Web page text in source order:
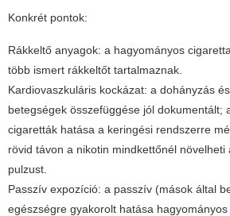
Konkrét pontok:
Rákkeltő anyagok: a hagyományos
több ismert rákkeltőt tartalmaznak.
Kardiovaszkuláris kockázat: a dohányzás
betegségek összefüggése jól dokumentált;
cigaretták hatása a keringési rendszerre
rövid távon a nikotin mindkettőnél növelheti
pulzust.
Passzív expozíció: a passzív (mások által
egészségre gyakorolt hatása